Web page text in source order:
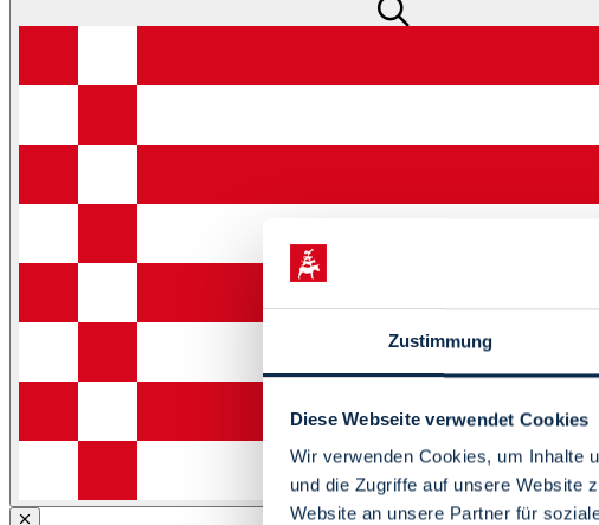
Zustimmung
Diese Webseite verwendet Cookies
Wir verwenden Cookies, um Inhalte
und die Zugriffe auf unsere Website
Website an unsere Partner für